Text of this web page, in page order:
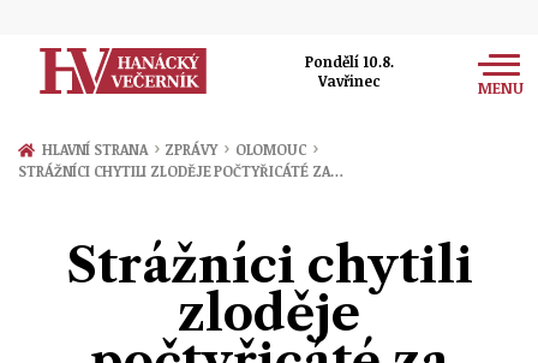
Pondělí 10.8.
Vavřinec
MENU
Zprávy
Prostějov
Politika
Kultura
HLAVNÍ STRANA › ZPRÁVY › OLOMOUC ›
STRÁŽNÍCI CHYTILI ZLODĚJE POČTYŘICÁTÉ ZA…
Strážníci chytili
zloděje